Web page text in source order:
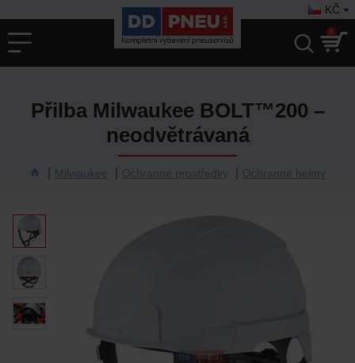
KČ
0
Milwaukee Ochranné prostředky Ochranné helmy
Přilba Milwaukee BOLT™200 –
neodvětrávaná